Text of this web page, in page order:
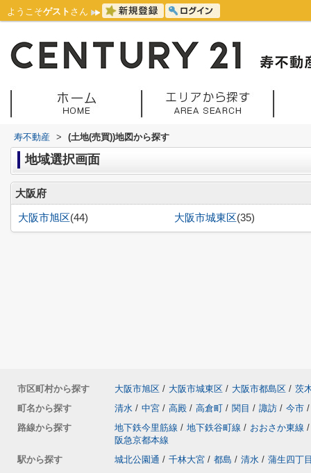
ようこそゲスト さん
寿不動産 > (土地(売買))地図から探す
地域選択画面
大阪府
大阪市旭区(44) 大阪市城東区(35)
市区町村から探す 大阪市旭区 / 大阪市城東区 / 大阪市都島区 / 茨
町名から探す
清水 / 中宮 / 高殿 / 高倉町 / 関目 / 諏訪 / 今市 /
路線から探す
地下鉄今里筋線 / 地下鉄谷町線 / おおさか東線 /
阪急京都本線
駅から探す
城北公園通 / 千林大宮 / 都島 / 清水 / 蒲生四丁